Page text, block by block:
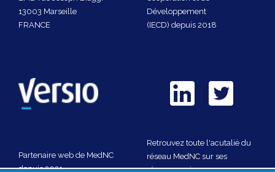
13003 Marseille
FRANCE
Développement
(IECD) depuis 2018
Partenaire web de MedNC
depuis 2021
Retrouvez toute l'acutalié du
réseau MedNC sur ses
réseaux sociaux